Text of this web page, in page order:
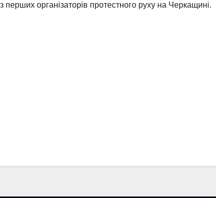
організаторів протестного руху на Черкащині.